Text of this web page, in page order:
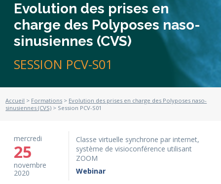
Evolution des prises en
charge des Polyposes naso-
sinusiennes (CVS)
SESSION PCV-S01
Accueil > Formations > Evolution des prises en charge des Polyposes naso-
sinusiennes (CVS) > Session PCV-S01
mercredi
25
novembre
2020
Classe virtuelle synchrone par internet,
système de visioconférence utilisant
ZOOM
Webinar